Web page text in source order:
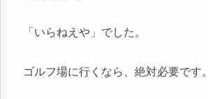
「いらねえや」でした。
ゴルフ場に行くなら、絶対必要です。